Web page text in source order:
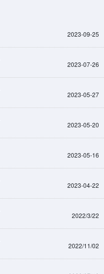
2023-09-25
2023-07-26
2023-05-27
2023-05-20
2023-05-16
2023-04-22
2022/3/22
2022/11/02